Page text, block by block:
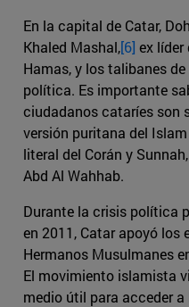
En la capital de Catar,
Khaled Mashal,[6] ex
Hamas, y los talibanes
política. Es importante
ciudadanos cataríes son
versión puritana del
literal del Corán y
Abd Al Wahhab.
Durante la crisis política
en 2011, Catar apoyó los
Hermanos Musulmanes
El movimiento islamista
medio útil para acceder